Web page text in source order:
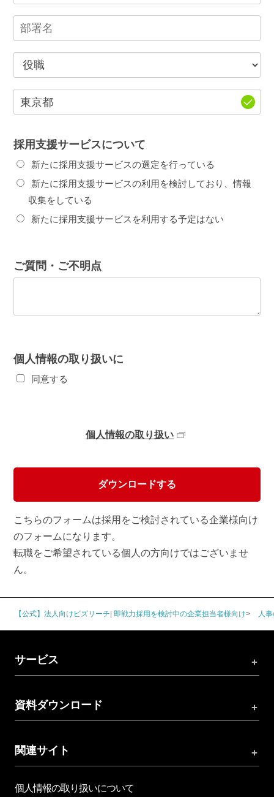
【公式】法人向けビズリーチ| 即戦力採用を検討中の企業担当者様向け 人
採用支援サービスについて
新たに採用支援サービスの選定を行っている
新たに採用支援サービスの利用を検討しており、情報
収集をしている
新たに採用支援サービスを利用する予定はない
ご質問・ご不明点
個人情報の取り扱いに
同意する
個人情報の取り扱い
こちらのフォームは採用をご検討されている企業様向け
のフォームになります。
転職をご希望されている個人の方向けではございませ
ん。
サービス
資料ダウンロード
関連サイト
個人情報の取り扱いについて